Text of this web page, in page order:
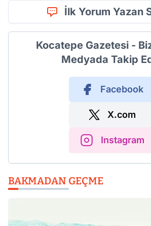
İlk Yorum Yazan
Kocatepe Gazetesi -
Medyada Takip
Facebook
X.com
Instagram
BAKMADAN GEÇME